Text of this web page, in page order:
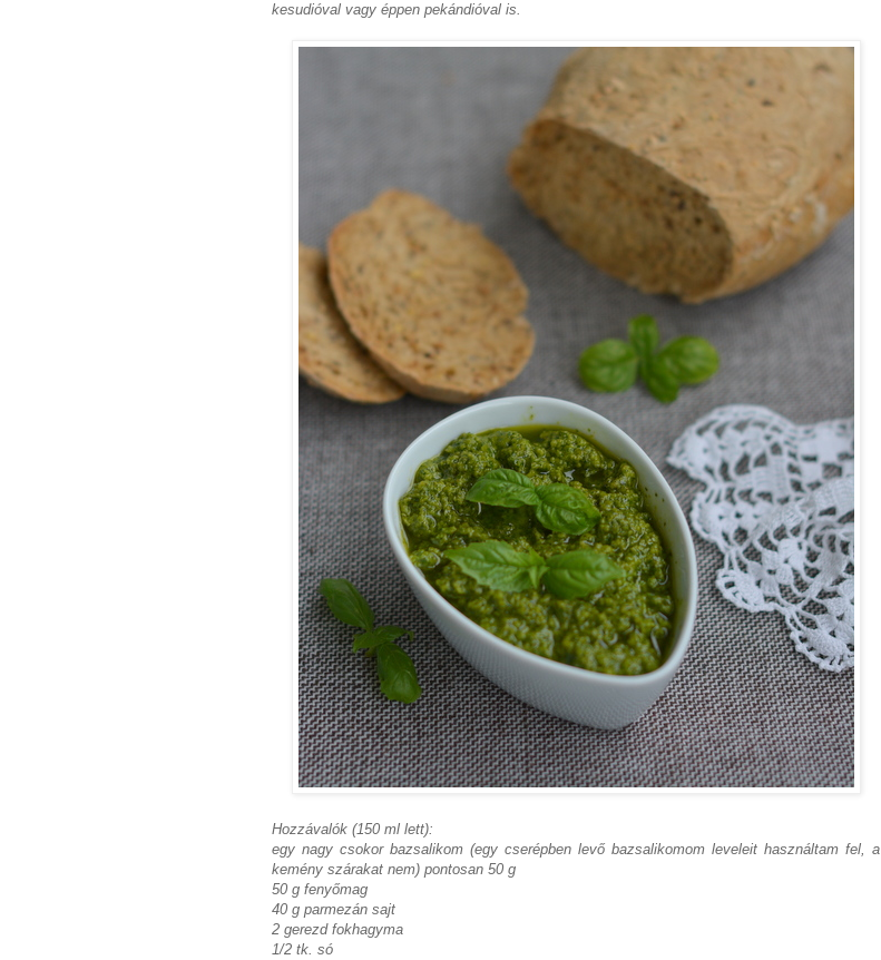
kesudióval vagy éppen pekándióval is.
Hozzávalók (150 ml lett):
egy nagy csokor bazsalikom (egy cserépben levő bazsalikomom leveleit használtam fel, a
kemény szárakat nem) pontosan 50 g
50 g fenyőmag
40 g parmezán sajt
2 gerezd fokhagyma
1/2 tk. só